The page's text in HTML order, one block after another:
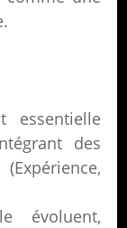
essentielle
des
évoluent,